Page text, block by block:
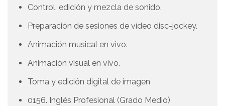
Control, edición y mezcla de sonido.
Preparación de sesiones de vídeo disc-jockey.
Animación musical en vivo.
Animación visual en vivo.
Toma y edición digital de imagen
0156. Inglés Profesional (Grado Medio)